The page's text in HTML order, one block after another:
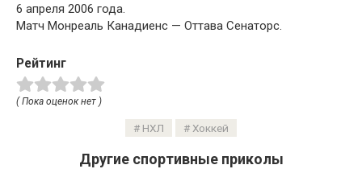
6 апреля 2006 года.
Матч Монреаль Канадиенс — Оттава Сенаторс.
Рейтинг
( Пока оценок нет )
НХЛ Хоккей
Другие спортивные приколы